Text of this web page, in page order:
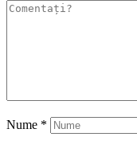
Nume *